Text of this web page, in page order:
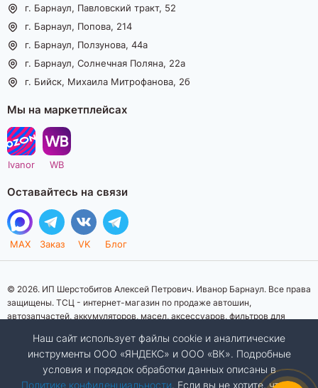
г. Барнаул, Павловский тракт, 52
г. Барнаул, Попова, 214
г. Барнаул, Ползунова, 44а
г. Барнаул, Солнечная Поляна, 22а
г. Бийск, Михаила Митрофанова, 2б
Мы на маркетплейсах
Ivanor WB
Оставайтесь на связи
MAX Заказ VK Блог
© 2026. ИП Шерстобитов Алексей Петрович. Иванор Барнаул. Все права
защищены. ТСЦ - интернет-магазин по продаже автошин,
автозапчастей, аккумуляторов, масел, аксессуаров, фильтров для
информационный характер. Представленная информация о товарах, их
стоимости, характеристик, фото, наличия на складе ни при каких
условиях не является публичной офертой, определяемой положениями
Статьи 437 (2) Гражданского кодекса Российской Федерации.
Наш сайт использует файлы cookie и аналитические
инструменты ООО «ЯНДЕКС» и ООО «ВК». Подробные
условия и порядок обработки данных описаны в
Политике конфиденциальности. Если вы не хотите, чтобы